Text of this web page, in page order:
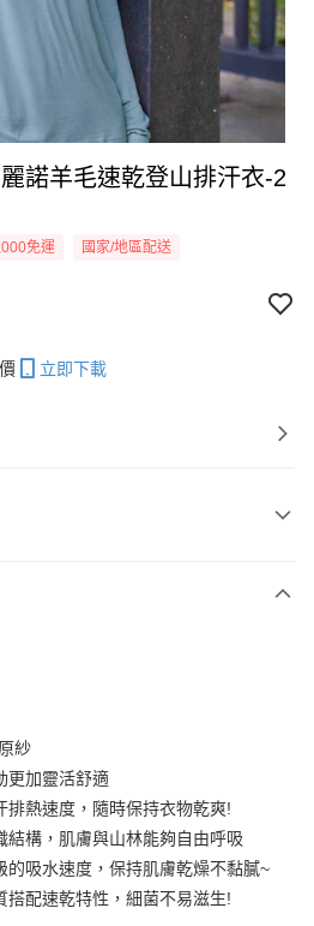
諾羊毛速乾登山排汗衣-2
免運 國家/地區配送
立即下載
台北富邦商業銀行
兆豐國際商業銀行
台中商業銀行
華泰商業銀行
遠東國際商業銀行
永豐商業銀行
彰化商業銀行
台北富邦商業銀行
兆豐國際商業銀行
台中商業銀行
華泰商業銀行
第一商業銀行
台北富邦商業銀行
兆豐國際商業銀行
台中商業銀行
20家銀行
第一商業銀行
彰化商業銀行
臺灣中小企業銀行
紗
更加靈活舒適
排熱速度，隨時保持衣物乾爽!
結構，肌膚與山林能夠自由呼吸
的吸水速度，保持肌膚乾燥不黏膩~
搭配速乾特性，細菌不易滋生!